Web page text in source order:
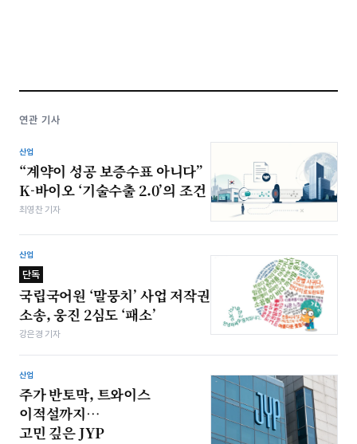
연관 기사
산업
“계약이 성공 보증수표 아니다”
K-바이오 ‘기술수출 2.0’의 조건
최영찬 기자
산업
단독
국립국어원 ‘말뭉치’ 사업 저작권
소송, 웅진 2심도 ‘패소’
강은경 기자
산업
주가 반토막, 트와이스
이적설까지…
고민 깊은 JYP